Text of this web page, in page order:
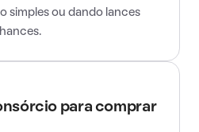
simples ou dando lances
para comprar